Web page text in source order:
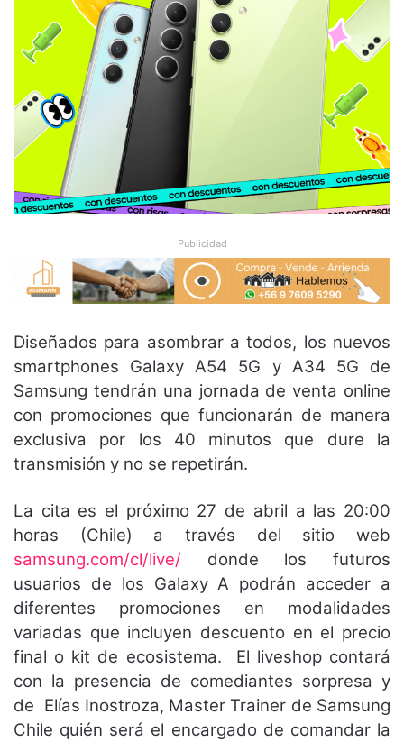
Publicidad
Diseñados para asombrar a todos, los nuevos
smartphones Galaxy A54 5G y A34 5G de
Samsung tendrán una jornada de venta online
con promociones que funcionarán de manera
exclusiva por los 40 minutos que dure la
transmisión y no se repetirán.
La cita es el próximo 27 de abril a las 20:00
horas (Chile) a través del sitio web
samsung.com/cl/live/ donde los futuros
usuarios de los Galaxy A podrán acceder a
diferentes promociones en modalidades
variadas que incluyen descuento en el precio
final o kit de ecosistema. El liveshop contará
con la presencia de comediantes sorpresa y
de Elías Inostroza, Master Trainer de Samsung
Chile quién será el encargado de comandar la